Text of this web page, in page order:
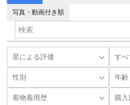
写真・動画付き順